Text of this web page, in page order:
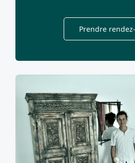
Prendre